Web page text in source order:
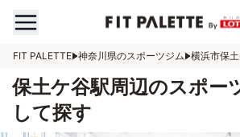
FIT PALETTE 神奈川県のスポーツジム 横浜市保
保土ケ谷駅周辺のスポー
して探す